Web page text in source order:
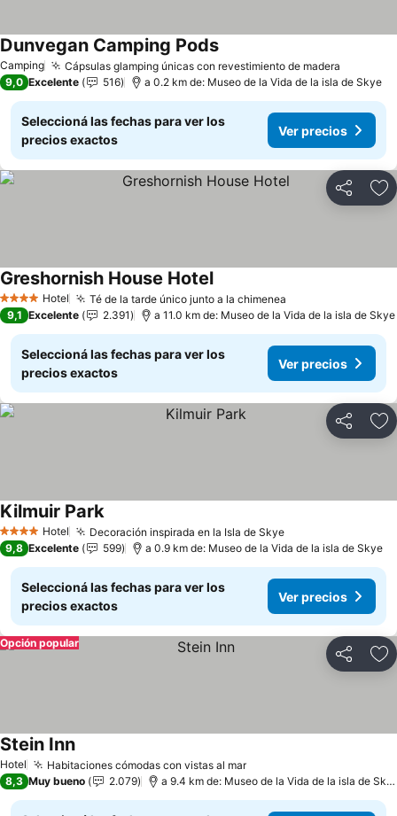
Camping Cápsulas glamping únicas con revestimiento de madera
Dunvegan Camping PodsVer precios
9,0 Excelente 516 a 0.2 km de: Museo de la Vida de la isla de Skye
Seleccioná las fechas para ver los
precios exactos
Ver precios
Compartir
4 EstrellasHotel Té de la tarde único junto a la chimenea
Greshornish House HotelVer precios
9,1 Excelente 2.391 a 11.0 km de: Museo de la Vida de la isla de Skye
Seleccioná las fechas para ver los
precios exactos
Ver precios
Compartir
4 EstrellasHotel Decoración inspirada en la Isla de SkyeVer precios
Kilmuir ParkVer precios
9,8 Excelente 599 a 0.9 km de: Museo de la Vida de la isla de Skye
Seleccioná las fechas para ver los
precios exactos
Ver precios
Compartir
Opción popular
Hotel Habitaciones cómodas con vistas al marVer precios
Stein InnVer precios
8,3 Muy bueno 2.079 a 9.4 km de: Museo de la Vida de la isla de